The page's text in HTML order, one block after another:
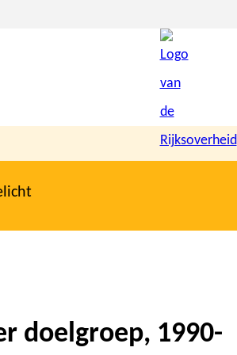
doelgroep, 1990-